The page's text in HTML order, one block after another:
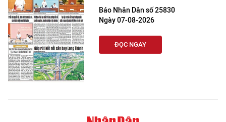
Báo Nhân Dân số 25830
Ngày 07-08-2026
ĐỌC NGAY